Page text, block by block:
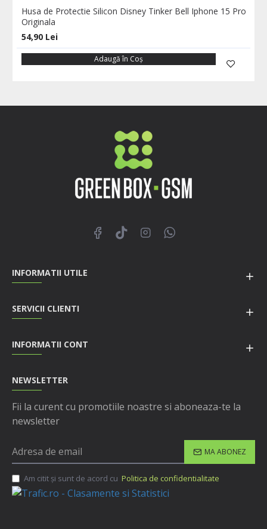
Husa de Protectie Silicon Disney Tinker Bell Iphone 15 Pro
Originala
54,90 Lei
Adaugă în Coş
INFORMATII UTILE
SERVICII CLIENTI
INFORMATII CONT
NEWSLETTER
Fii la curent cu promotiile noastre si aboneaza-te la
newsletter
MA ABONEZ
Am citit şi sunt de acord cu Politica de confidentialitate